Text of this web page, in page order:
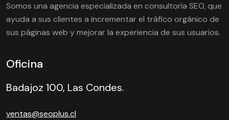
Somos una agencia especializada en consultoría SEO, que
ayuda a sus clientes a incrementar el tráfico orgánico de
sus páginas web y mejorar la experiencia de sus usuarios.
Oficina
Badajoz 100, Las Condes.
ventas@seoplus.cl